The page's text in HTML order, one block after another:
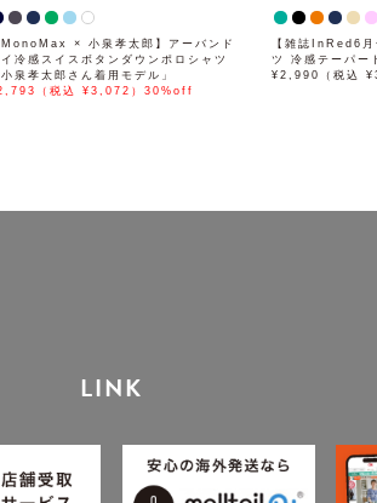
MonoMax × 小泉孝太郎】アーバンド
イ冷感スイスボタンダウンポロシャツ
小泉孝太郎さん着用モデル」
（税込 ¥3,072）30%off
【雑誌InRed6
ツ 冷感テーパー
¥2,990（税込
LINK